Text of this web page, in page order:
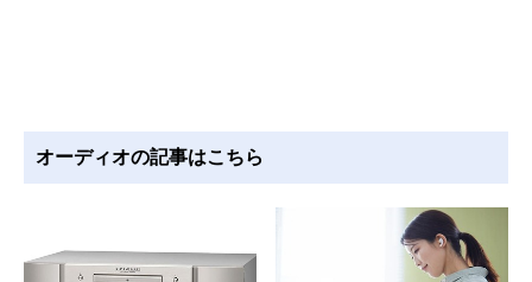
オーディオの記事はこちら